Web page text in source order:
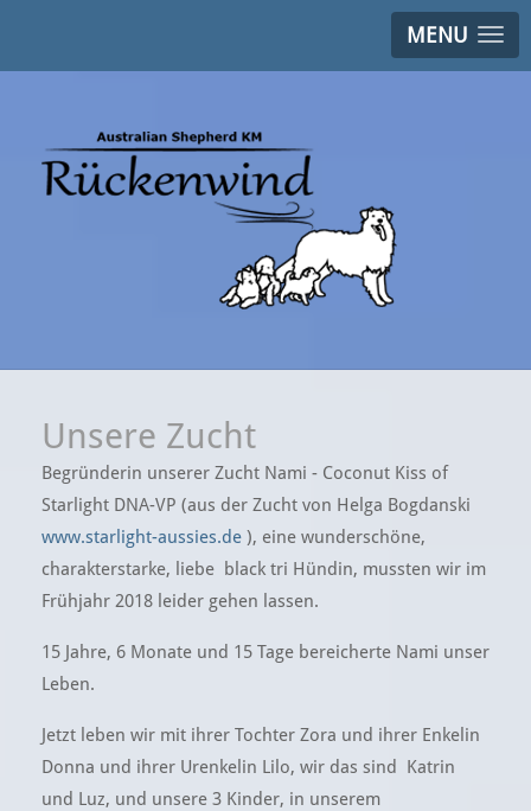
MENU
Unsere Zucht
Begründerin unserer Zucht Nami - Coconut Kiss of
Starlight DNA-VP (aus der Zucht von Helga Bogdanski
www.starlight-aussies.de ), eine wunderschöne,
charakterstarke, liebe black tri Hündin, mussten wir im
Frühjahr 2018 leider gehen lassen.
15 Jahre, 6 Monate und 15 Tage bereicherte Nami unser
Leben.
Jetzt leben wir mit ihrer Tochter Zora und ihrer Enkelin
Donna und ihrer Urenkelin Lilo, wir das sind Katrin
und Luz, und unsere 3 Kinder, in unserem